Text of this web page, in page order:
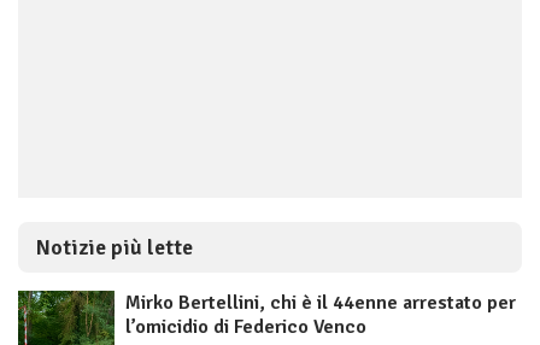
Notizie più lette
Mirko Bertellini, chi è il 44enne arrestato per
l’omicidio di Federico Venco